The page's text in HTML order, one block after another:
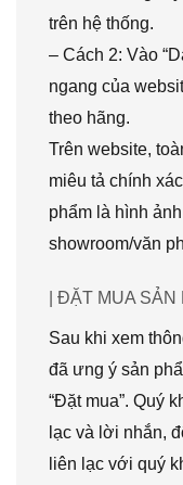
trên hệ thống.
– Cách 2: Vào
ngang của
theo hãng.
Trên website,
miêu tả chính
phẩm là hình
showroom/văn
| ĐẶT MUA SẢN
Sau khi xem
đã ưng ý sản
“Đặt mua”. Quý
lạc và lời nhắn,
liên lạc với quý